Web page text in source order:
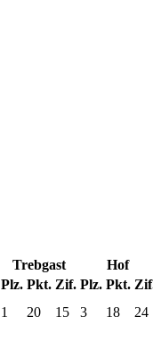
Trebgast
Hof
Plz. Pkt. Zif. Plz. Pkt.
1 20 15 3 18 24